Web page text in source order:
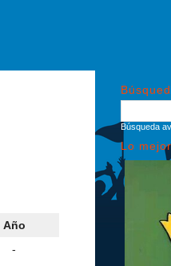
Año
-
Búsqueda
Lo